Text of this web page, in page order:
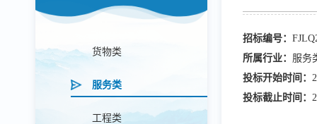
货物类
服务类
工程类
招标编号：
所属行业： 服务
投标开始时间：
投标截止时间：